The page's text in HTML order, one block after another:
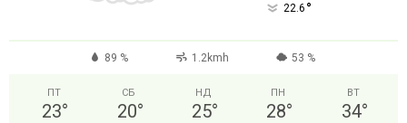
22.6 °
89 % 1.2kmh 53 %
ПТ
23°
СБ
20°
НД
25°
ПН
28°
ВТ
34°